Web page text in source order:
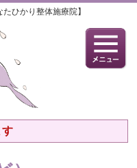
ひかり整体施療院】
す